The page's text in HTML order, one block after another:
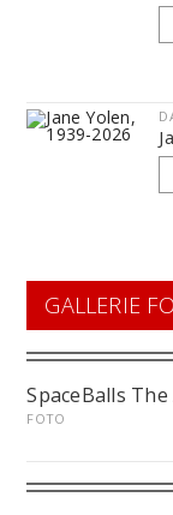
GALLERIE
SpaceBalls The
FOTO